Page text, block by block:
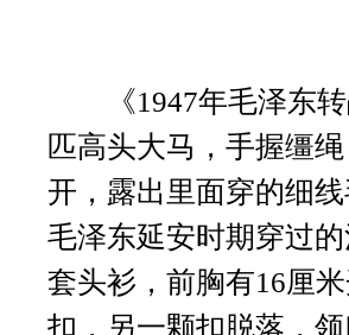
《1947年毛泽东转
匹高头大马，手握缰
开，露出里面穿的细
毛泽东延安时期穿过
套头衫，前胸有16厘
扣，另一颗扣脱落，